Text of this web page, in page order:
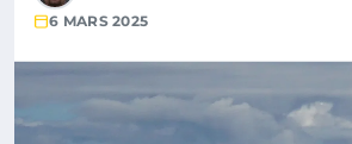
6 MARS 2025